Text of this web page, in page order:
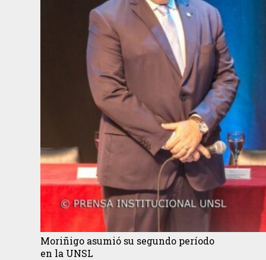
Moriñigo asumió su segundo período
en la UNSL